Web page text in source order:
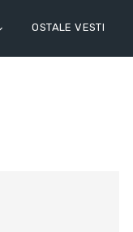
OSTALE VESTI